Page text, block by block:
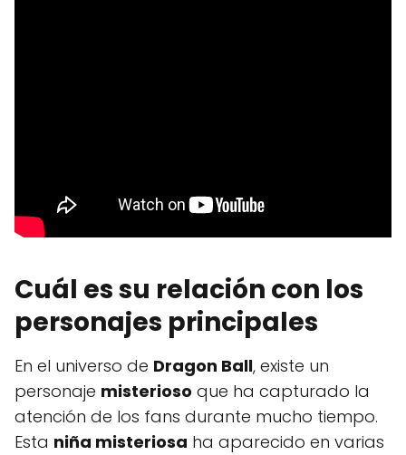
Cuál es su relación con los
personajes principales
En el universo de Dragon Ball, existe un
personaje misterioso que ha capturado la
atención de los fans durante mucho tiempo.
Esta niña misteriosa ha aparecido en varias